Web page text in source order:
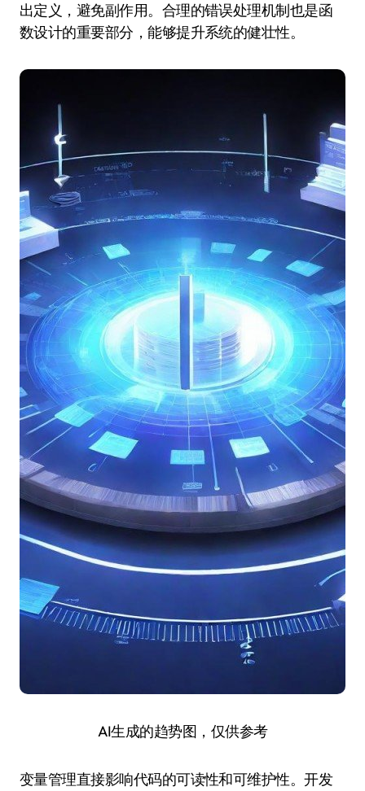
出定义，避免副作用。合理的错误处理机制也是函
数设计的重要部分，能够提升系统的健壮性。
AI生成的趋势图，仅供参考
变量管理直接影响代码的可读性和可维护性。开发